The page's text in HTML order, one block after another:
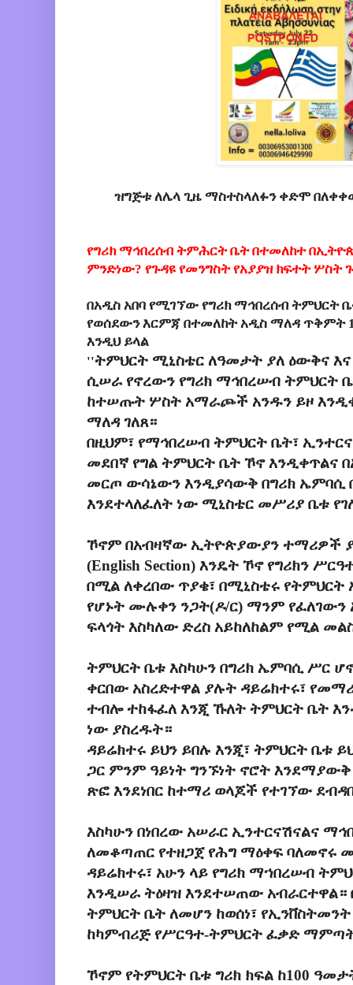
ዝግጅቱ ለሌላ ጊዜ ማስተስላለፉን ቀድሞ
የግሪክ ማኅበረሰብ ትምሕርት ቤት በተመለከተ
ምንድነው? የጉዳዩ የመንግስት የአያያዝ ክፍተት ሦስት
በአዲስ አበባ የሚገኘው የግሪክ ማኅበረሰብ ትምህርት
የወሰደውን እርምጃ በተመለከት አዲስ ማለዳ ጥቅምት
እንዲህ ይላል
''ትምህርት ሚኒስቴር ለዓመታት ያለ ዕውቅና
ሲሠራ የኖረውን የግሪክ ማኅበረሠብ ትምህርት
ከተሠጡት ሦስት አማራጮች አንዱን ይዞ
ማለዳ ገለጸ።
በዚህም፣ የማኅበረሠብ ትምህርት ቤት፣
መደበኛ የግል ትምህርት ቤት ኾኖ እንዲቀጥልና
መርጦ ውሳኔውን እንዲያሳውቅ በግሪክ ኤምባሲ
እንደተላለፈለት ነው ሚኒስቴር መሥሪያ ቤቱ
ኾኖም በአብዛኛው ኢትዮጵያውያን ተማሪዎች
(English Section) እንዴት ኾኖ የግሪክን
በሚል ለቀረበው ጥያቄ፣ በሚኒስቴሩ የትምህርት
የሆኑት ሙሉቀን ንጋት(ዶ/ር) ማንም
ፍላጎት እስካለው ድረስ አይከለከልም የሚል
ትምህርት ቤቱ እስካሁን በግሪክ ኤምባሲ ሥር
ቀርበው አስረድተዋል ያሉት ዳይሬክተሩ፣
ተብሎ ተከፋፈለ እንጂ ኹለት ትምህርት ቤት
ነው ያስረዱት።
ዳይሬክተሩ ይህን ይበሉ እንጂ፣ ትምህርት ቤቱ
ጋር ምንም ዓይነት ግንኙነት ኖሮት
ጽፎ እንደነበር ከተማሪ ወላጆች የተገኘው
እስካሁን በነበረው አሠራር ኢንተርናሽናልና
ለመቆጣጠር የተዘጋጀ የሕግ ማዕቀፍ ባለመኖሩ
ዳይሬክተሩ፣ አሁን ላይ የግሪክ ማኀበረሠብ
እንዲሠራ ትዕዛዝ እንደተሠጠው አብራርተዋል።
ትምህርት ቤት ለመሆን ከወሰነ፣
ከካምብሪጅ የሥርዓተ-ትምህርት ፈቃድ
ኾኖም የትምህርት ቤቱ ግሪክ ክፍል ከ100